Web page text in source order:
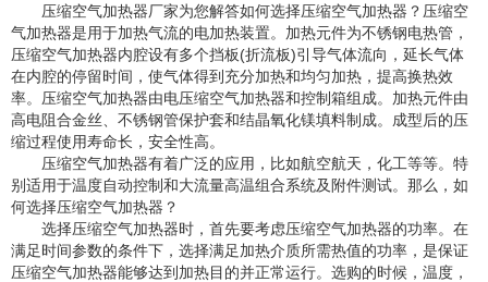
压缩空气加热器厂家为您解答如何选择压缩空气加热器？压缩空
气加热器是用于加热气流的电加热装置。加热元件为不锈钢电热管，
压缩空气加热器内腔设有多个挡板(折流板)引导气体流向，延长气体
在内腔的停留时间，使气体得到充分加热和均匀加热，提高换热效
率。压缩空气加热器由电压缩空气加热器和控制箱组成。加热元件由
高电阻合金丝、不锈钢管保护套和结晶氧化镁填料制成。成型后的压
缩过程使用寿命长，安全性高。
压缩空气加热器有着广泛的应用，比如航空航天，化工等等。特
别适用于温度自动控制和大流量高温组合系统及附件测试。那么，如
何选择压缩空气加热器？
选择压缩空气加热器时，首先要考虑压缩空气加热器的功率。在
满足时间参数的条件下，选择满足加热介质所需热值的功率，是保证
压缩空气加热器能够达到加热目的并正常运行。选购的时候，温度，